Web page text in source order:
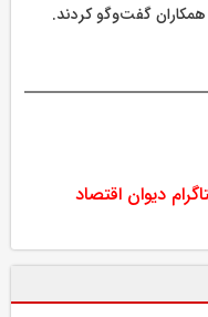
گفت‌وگو کردند.
دیوان اقتصاد